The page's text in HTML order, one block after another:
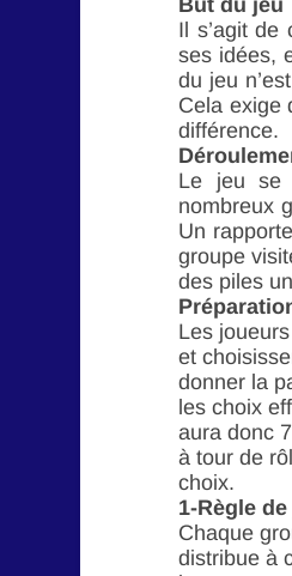
But du jeu
Il s’agit de
ses idées,
du jeu
Cela exige
différence.
Le jeu se
nombreux
Un
groupe
des piles
Les
et
donner la
les choix
aura donc
à tour de
choix.
1-Règle de
Chaque
distribue à